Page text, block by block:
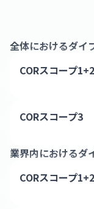
全体におけるダイ
CORスコープ1+2
CORスコープ3
業界内におけるダ
CORスコープ1+2